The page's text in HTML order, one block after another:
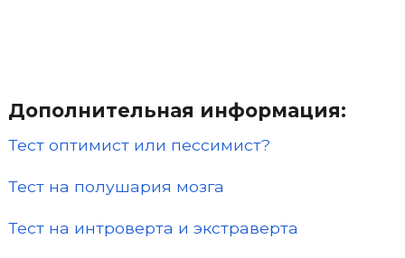
Дополнительная информация:
Тест оптимист или пессимист?
Тест на полушария мозга
Тест на интроверта и экстраверта